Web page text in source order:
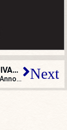
ARTICLE SUIVANT
[VOTRE AVIS] Annonces de Bayrou : les retraités sont-ils les grands perdants ? Next